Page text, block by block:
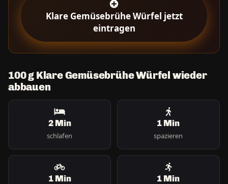
Klare Gemüsebrühe Würfel jetzt
eintragen
100 g Klare Gemüsebrühe Würfel wieder
abbauen
2 Min
schlafen
1 Min
spazieren
1 Min 1 Min